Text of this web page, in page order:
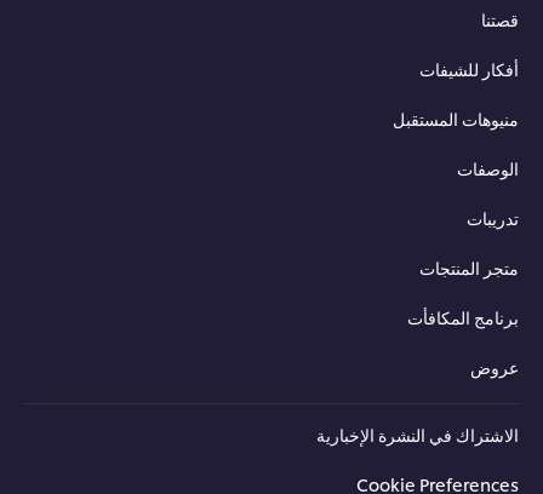
قصتنا
أفكار للشيفات
منيوهات المستقبل
الوصفات
تدريبات
متجر المنتجات
برنامج المكافأت
عروض
الاشتراك في النشرة الإخبارية
Cookie Preferences